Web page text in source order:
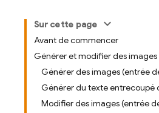
Sur cette page
Avant de commencer
Générer et modifier des images
Générer des images (entrée
Générer du texte entrecoupé
Modifier des images (entrée